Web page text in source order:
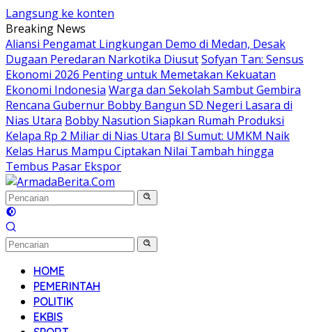
Langsung ke konten
Breaking News
Aliansi Pengamat Lingkungan Demo di Medan, Desak
Dugaan Peredaran Narkotika DiusutSofyan Tan: Sensus
Ekonomi 2026 Penting untuk Memetakan Kekuatan
Ekonomi Indonesia Warga dan Sekolah Sambut Gembira
Rencana Gubernur Bobby Bangun SD Negeri Lasara di
Nias Utara Bobby Nasution Siapkan Rumah Produksi
Kelapa Rp 2 Miliar di Nias Utara BI Sumut: UMKM Naik
Kelas Harus Mampu Ciptakan Nilai Tambah hingga
Tembus Pasar Ekspor
HOME
PEMERINTAH
POLITIK
EKBIS